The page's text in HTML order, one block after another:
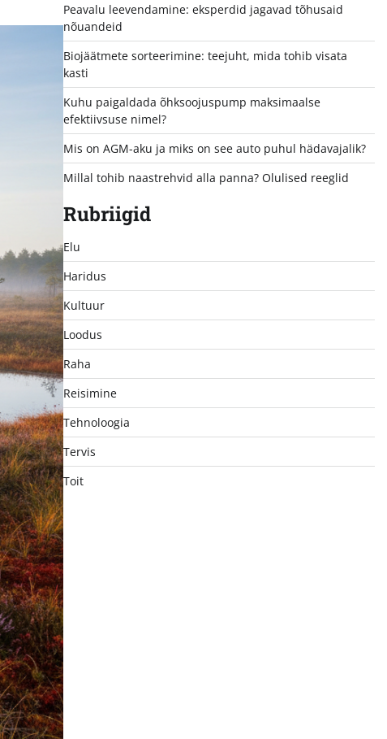
Peavalu leevendamine: eksperdid jagavad tõhusaid
nõuandeid
Biojäätmete sorteerimine: teejuht, mida tohib visata
kasti
Kuhu paigaldada õhksoojuspump maksimaalse
efektiivsuse nimel?
Mis on AGM-aku ja miks on see auto puhul hädavajalik?
Millal tohib naastrehvid alla panna? Olulised reeglid
Rubriigid
Elu
Haridus
Kultuur
Loodus
Raha
Reisimine
Tehnoloogia
Tervis
Toit